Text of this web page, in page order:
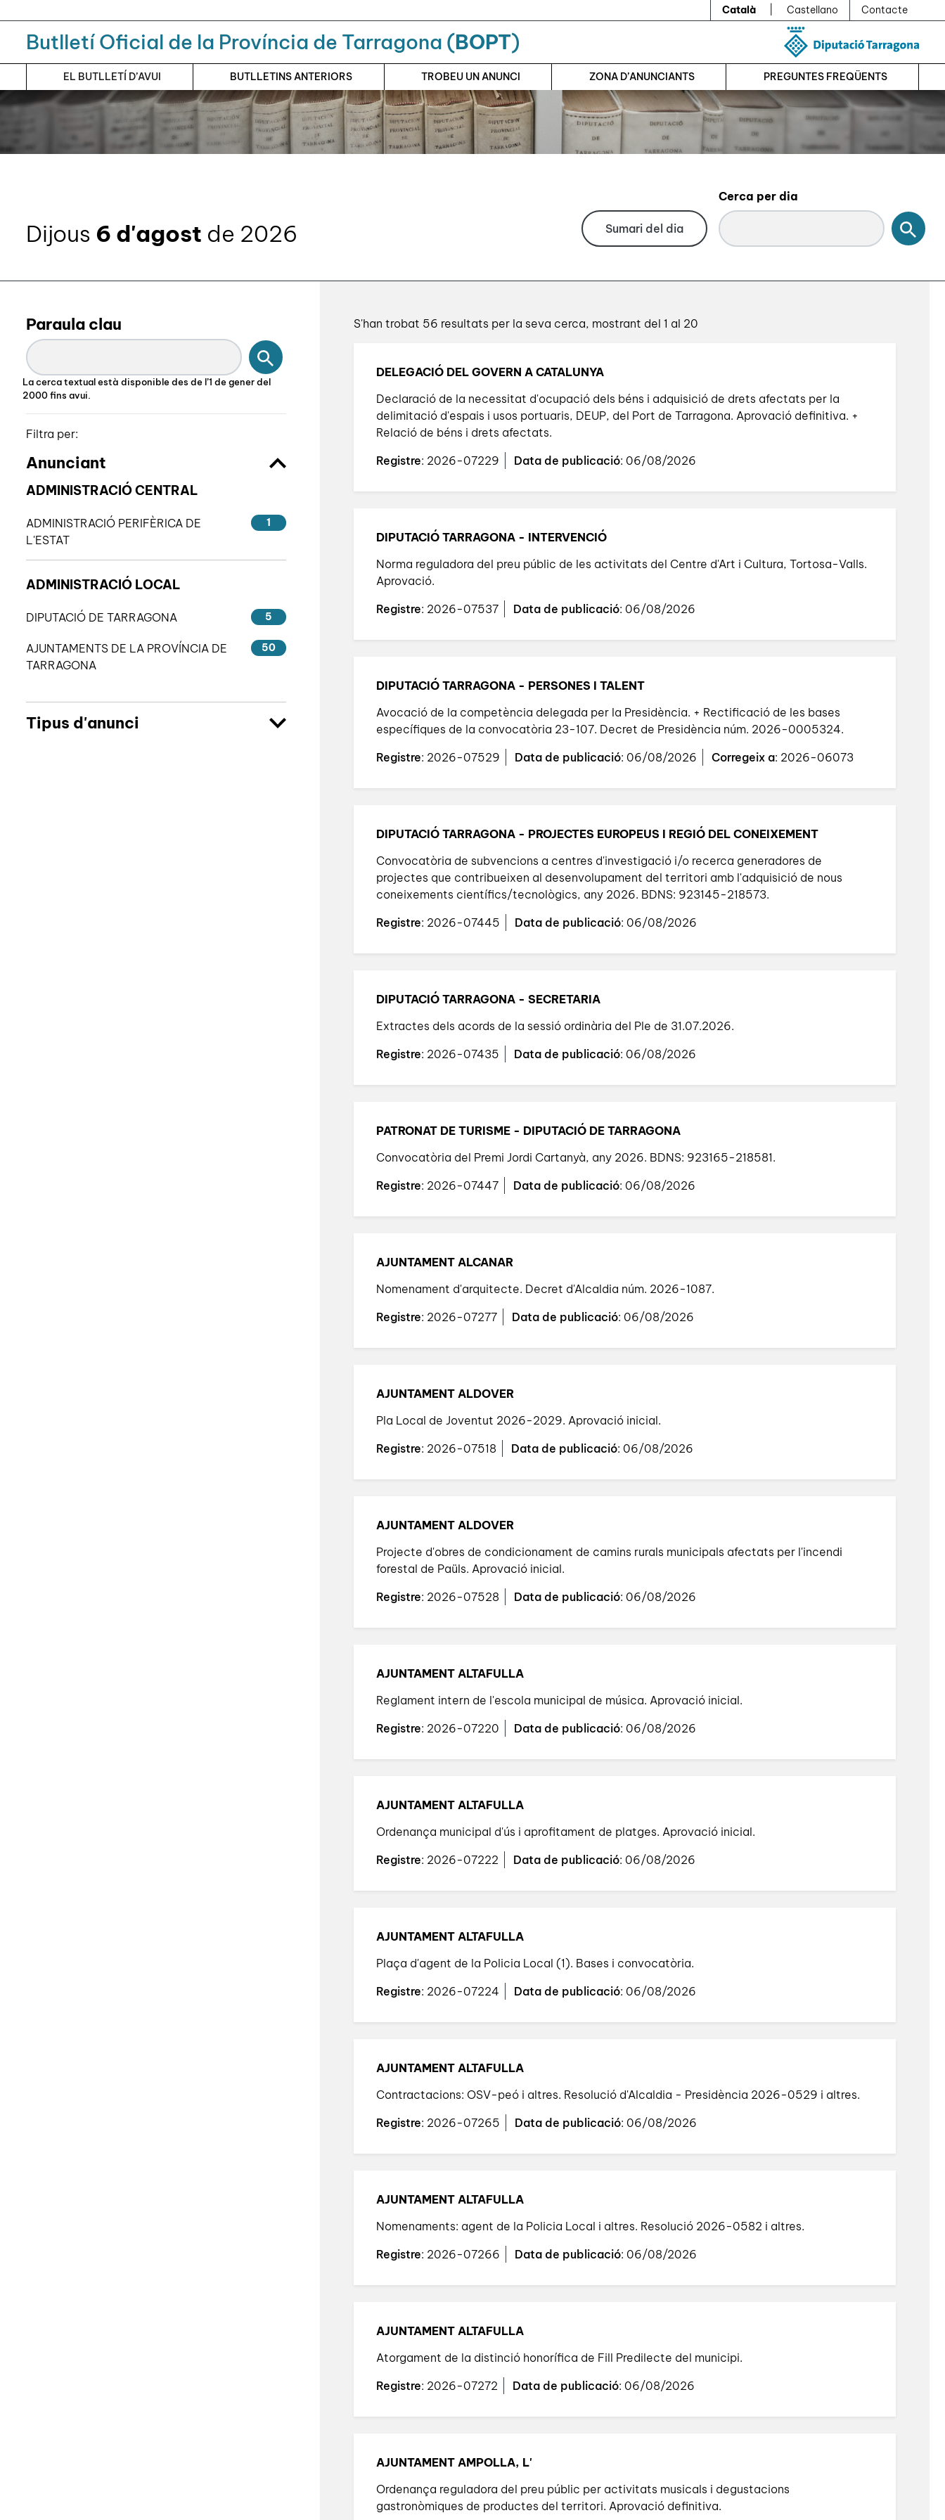
Català Castellano Contacte
Butlletí Oficial de la Província de Tarragona (BOPT)
EL BUTLLETÍ D’AVUI BUTLLETINS ANTERIORS TROBEU UN ANUNCI ZONA D’ANUNCIANTS PREGUNTES FREQÜENTS
Dijous 6 d'agost de 2026 Sumari del dia
Cerca per dia
Paraula clau
Cercar
La cerca textual està disponible des de l’1 de gener del
2000 fins avui.
Filtra per:
Anunciant
ADMINISTRACIÓ CENTRAL
ADMINISTRACIÓ PERIFÈRICA DE
L'ESTAT
1
ADMINISTRACIÓ LOCAL
DIPUTACIÓ DE TARRAGONA 5
AJUNTAMENTS DE LA PROVÍNCIA DE
TARRAGONA
50
Tipus d'anunci
S'han trobat 56 resultats per la seva cerca, mostrant del 1 al 20
DELEGACIÓ DEL GOVERN A CATALUNYA
Declaració de la necessitat d'ocupació dels béns i adquisició de drets afectats per la
delimitació d'espais i usos portuaris, DEUP, del Port de Tarragona. Aprovació definitiva. +
Relació de béns i drets afectats.
Registre: 2026-07229 Data de publicació: 06/08/2026
DIPUTACIÓ TARRAGONA - INTERVENCIÓ
Norma reguladora del preu públic de les activitats del Centre d'Art i Cultura, Tortosa-Valls.
Aprovació.
Registre: 2026-07537 Data de publicació: 06/08/2026
DIPUTACIÓ TARRAGONA - PERSONES I TALENT
Avocació de la competència delegada per la Presidència. + Rectificació de les bases
específiques de la convocatòria 23-107. Decret de Presidència núm. 2026-0005324.
Registre: 2026-07529 Data de publicació: 06/08/2026 Corregeix a: 2026-06073
DIPUTACIÓ TARRAGONA - PROJECTES EUROPEUS I REGIÓ DEL CONEIXEMENT
Convocatòria de subvencions a centres d'investigació i/o recerca generadores de
projectes que contribueixen al desenvolupament del territori amb l'adquisició de nous
coneixements científics/tecnològics, any 2026. BDNS: 923145-218573.
Registre: 2026-07445 Data de publicació: 06/08/2026
DIPUTACIÓ TARRAGONA - SECRETARIA
Extractes dels acords de la sessió ordinària del Ple de 31.07.2026.
Registre: 2026-07435 Data de publicació: 06/08/2026
PATRONAT DE TURISME - DIPUTACIÓ DE TARRAGONA
Convocatòria del Premi Jordi Cartanyà, any 2026. BDNS: 923165-218581.
Registre: 2026-07447 Data de publicació: 06/08/2026
AJUNTAMENT ALCANAR
Nomenament d'arquitecte. Decret d'Alcaldia núm. 2026-1087.
Registre: 2026-07277 Data de publicació: 06/08/2026
AJUNTAMENT ALDOVER
Pla Local de Joventut 2026-2029. Aprovació inicial.
Registre: 2026-07518 Data de publicació: 06/08/2026
AJUNTAMENT ALDOVER
Projecte d'obres de condicionament de camins rurals municipals afectats per l'incendi
forestal de Paüls. Aprovació inicial.
Registre: 2026-07528 Data de publicació: 06/08/2026
AJUNTAMENT ALTAFULLA
Reglament intern de l'escola municipal de música. Aprovació inicial.
Registre: 2026-07220 Data de publicació: 06/08/2026
AJUNTAMENT ALTAFULLA
Ordenança municipal d'ús i aprofitament de platges. Aprovació inicial.
Registre: 2026-07222 Data de publicació: 06/08/2026
AJUNTAMENT ALTAFULLA
Plaça d'agent de la Policia Local (1). Bases i convocatòria.
Registre: 2026-07224 Data de publicació: 06/08/2026
AJUNTAMENT ALTAFULLA
Contractacions: OSV-peó i altres. Resolució d'Alcaldia - Presidència 2026-0529 i altres.
Registre: 2026-07265 Data de publicació: 06/08/2026
AJUNTAMENT ALTAFULLA
Nomenaments: agent de la Policia Local i altres. Resolució 2026-0582 i altres.
Registre: 2026-07266 Data de publicació: 06/08/2026
AJUNTAMENT ALTAFULLA
Atorgament de la distinció honorífica de Fill Predilecte del municipi.
Registre: 2026-07272 Data de publicació: 06/08/2026
AJUNTAMENT AMPOLLA, L'
Ordenança reguladora del preu públic per activitats musicals i degustacions
gastronòmiques de productes del territori. Aprovació definitiva.